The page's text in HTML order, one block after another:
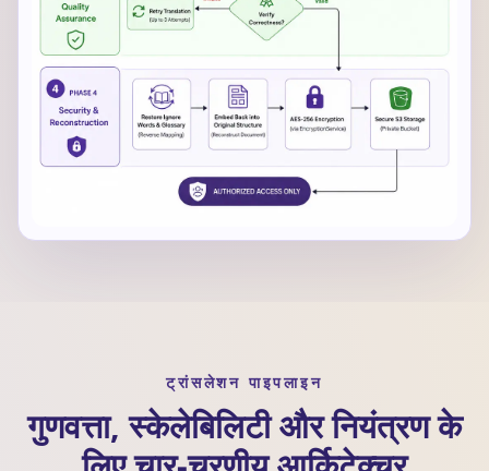
ट्रांसलेशन पाइपलाइन
गुणवत्ता, स्केलेबिलिटी और नियंत्रण के